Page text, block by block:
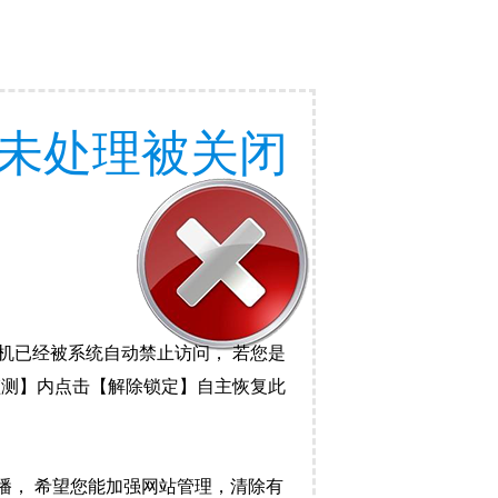
处理被关闭
已经被系统自动禁止访问， 若您是
】内点击【解除锁定】自主恢复此
， 希望您能加强网站管理，清除有